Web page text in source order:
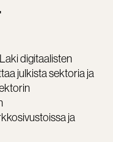
digitaalisten
julkista sektoria ja
ja